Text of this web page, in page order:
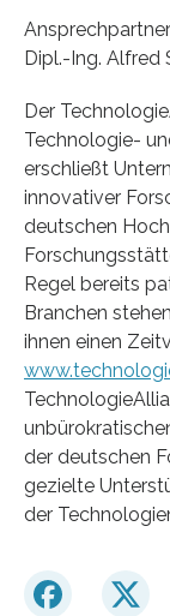
Ansprechpartner
Dipl.-Ing. Alfred
Der
Technologie-
erschließt
innovativer
deutschen
Regel bereits
Branchen
ihnen einen
der deutschen
gezielte
der